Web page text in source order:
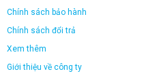
Chính sách bảo hành
Chính sách đổi trả
Xem thêm
Giới thiệu về công ty